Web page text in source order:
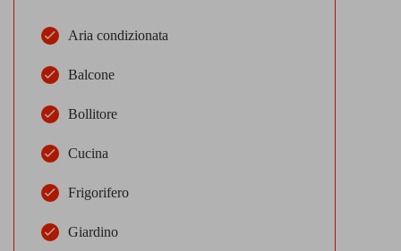
Aria condizionata
Balcone
Bollitore
Cucina
Frigorifero
Giardino